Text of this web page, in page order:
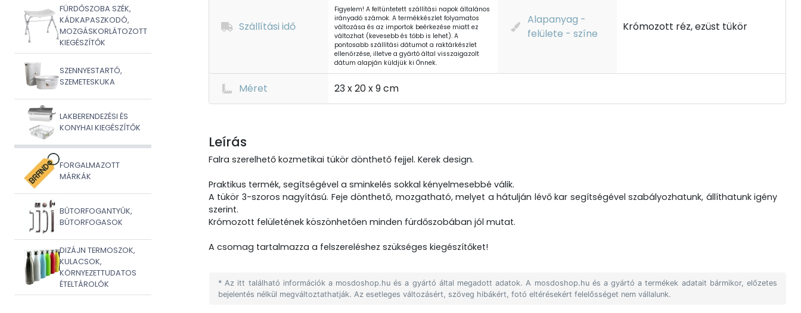
FÜRDŐSZOBA SZÉK,
KÁDKAPASZKODÓ,
MOZGÁSKORLÁTOZOTT
KIEGÉSZÍTŐK
SZENNYESTARTÓ,
SZEMETESKUKA
LAKBERENDEZÉSI ÉS
KONYHAI KIEGÉSZÍTŐK
FORGALMAZOTT
MÁRKÁK
BÚTORFOGANTYÚK,
BÚTORFOGASOK
DIZÁJN TERMOSZOK,
KULACSOK,
KÖRNYEZETTUDATOS
ÉTELTÁROLÓK
Szállítási idő
Figyelem! A feltüntetett szállítási napok általános
irányadó számok. A termékkészlet folyamatos
változása és az importok beérkezése miatt ez
változhat (kevesebb és több is lehet). A
pontosabb szállítási dátumot a raktárkészlet
ellenőrzése, illetve a gyártó által visszaigazolt
dátum alapján küldjük ki Önnek.
Alapanyag -
felülete - színe
Krómozott réz, ezüst tükör
Méret 23 x 20 x 9 cm
Leírás
Falra szerelhető kozmetikai tükör dönthető fejjel. Kerek design.
Praktikus termék, segítségével a sminkelés sokkal kényelmesebbé válik.
A tükör 3-szoros nagyítású. Feje dönthető, mozgatható, melyet a hátulján lévő kar segítségével szabályozhatunk, állíthatunk igény
szerint.
Krómozott felületének köszönhetően minden fürdőszobában jól mutat.
A csomag tartalmazza a felszereléshez szükséges kiegészítőket!
* Az itt található információk a mosdoshop.hu és a gyártó által megadott adatok. A mosdoshop.hu és a gyártó a termékek adatait bármikor, előzetes
bejelentés nélkül megváltoztathatják. Az esetleges változásért, szöveg hibákért, fotó eltérésekért felelősséget nem vállalunk.